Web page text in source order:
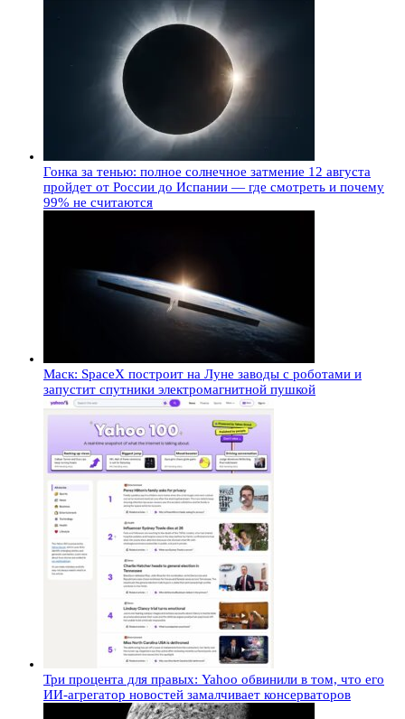
Гонка за тенью: полное солнечное затмение 12 августа
пройдет от России до Испании — где смотреть и почему
99% не считаются
Маск: SpaceX построит на Луне заводы с роботами и
запустит спутники электромагнитной пушкой
Три процента для правых: Yahoo обвинили в том, что его
ИИ-агрегатор новостей замалчивает консерваторов